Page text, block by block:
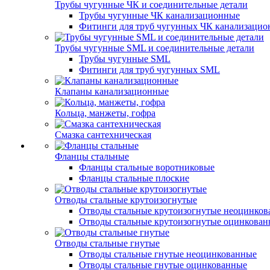
Трубы чугунные ЧК и соединительные детали
Трубы чугунные ЧК канализационные
Фитинги для труб чугунных ЧК
Трубы чугунные SML и соединительные детали
Трубы чугунные SML
Фитинги для труб чугунных SML
Клапаны канализационные
Кольца, манжеты, гофра
Смазка сантехническая
Фланцы стальные
Фланцы стальные воротниковые
Фланцы стальные плоские
Отводы стальные крутоизогнутые
Отводы стальные крутоизогнутые
Отводы стальные крутоизогнутые
Отводы стальные гнутые
Отводы стальные гнутые неоцинкованные
Отводы стальные гнутые оцинкованные